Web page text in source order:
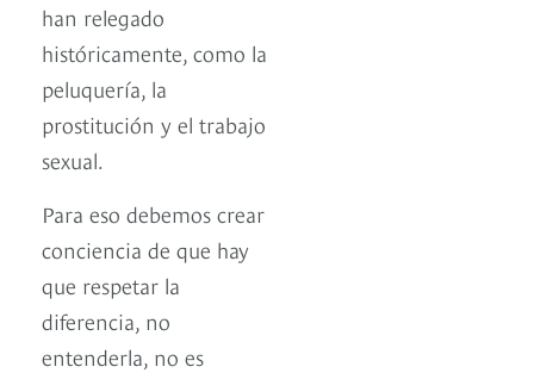
han relegado
históricamente, como la
peluquería, la
prostitución y el trabajo
sexual.
Para eso debemos crear
conciencia de que hay
que respetar la
diferencia, no
entenderla, no es